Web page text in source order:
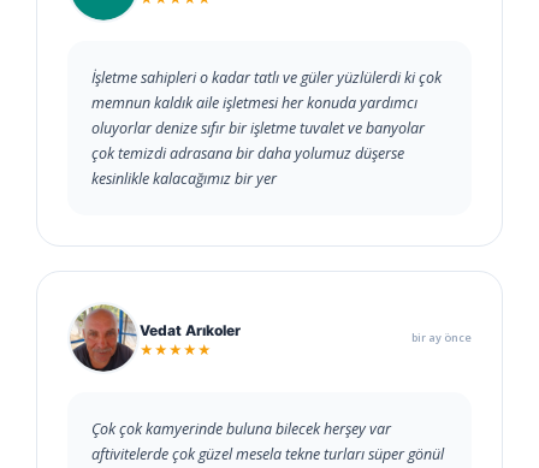
İşletme sahipleri o kadar tatlı ve güler yüzlülerdi ki çok
memnun kaldık aile işletmesi her konuda yardımcı
oluyorlar denize sıfır bir işletme tuvalet ve banyolar
çok temizdi adrasana bir daha yolumuz düşerse
kesinlikle kalacağımız bir yer
Vedat Arıkoler
★★★★★
bir ay önce
Çok çok kamyerinde buluna bilecek herşey var
aftivitelerde çok güzel mesela tekne turları süper gönül